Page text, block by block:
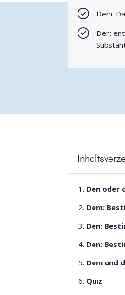
Dem:
Den:
Den oder
Dem:
Den:
Den:
Dem und
Quiz